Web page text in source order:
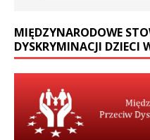
MIĘDZYNARODOWE
DYSKRYMINACJI DZIECI